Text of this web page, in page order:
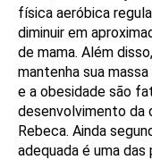
física aeróbica
diminuir em
de mama. Além
mantenha sua
e a obesidade são
desenvolvimento da
Rebeca. Ainda
adequada é uma das